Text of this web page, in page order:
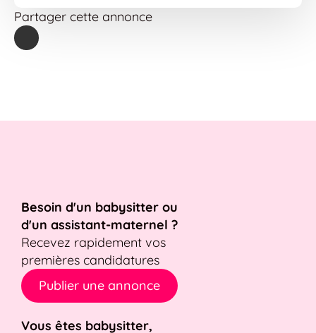
Partager cette annonce
Besoin d'un babysitter ou
d'un assistant-maternel ?
Recevez rapidement vos
premières candidatures
Publier une annonce
Vous êtes babysitter,